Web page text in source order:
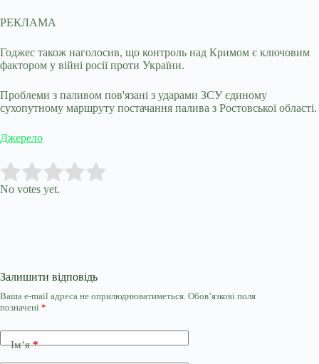
РЕКЛАМА
Годжес також наголосив, що контроль над Кримом є ключовим
фактором у війні росії проти України.
Проблеми з паливом пов'язані з ударами ЗСУ єдиному
сухопутному маршруту постачання палива з Ростовської області.
Джерело
Rate this item:
No votes yet.
Залишити відповідь
Ваша e-mail адреса не оприлюднюватиметься. Обов’язкові поля
позначені *
Ім’я*